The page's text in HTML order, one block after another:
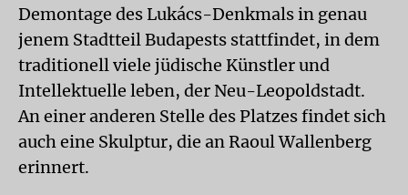
Demontage des Lukács-Denkmals in genau
jenem Stadtteil Budapests stattfindet, in dem
traditionell viele jüdische Künstler und
Intellektuelle leben, der Neu-Leopoldstadt.
An einer anderen Stelle des Platzes findet sich
auch eine Skulptur, die an Raoul Wallenberg
erinnert.